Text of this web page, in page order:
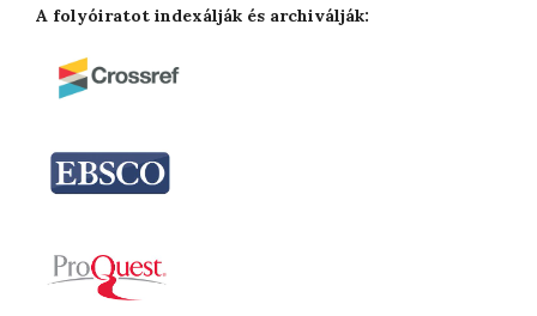
A folyóiratot indexálják és archiválják: